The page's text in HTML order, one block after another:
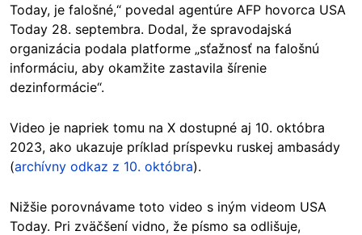
Today, je falošné,“ povedal agentúre AFP hovorca USA
Today 28. septembra. Dodal, že spravodajská
organizácia podala platforme „sťažnosť na falošnú
informáciu, aby okamžite zastavila šírenie
dezinformácie“.
Video je napriek tomu na X dostupné aj 10. októbra
2023, ako ukazuje príklad príspevku ruskej ambasády
(archívny odkaz z 10. októbra).
Nižšie porovnávame toto video s iným videom USA
Today. Pri zväčšení vidno, že písmo sa odlišuje,